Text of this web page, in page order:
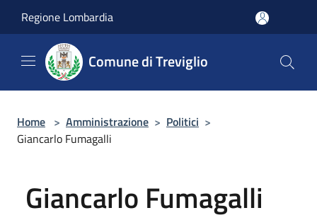
Regione Lombardia
Comune di Treviglio
Home > Amministrazione > Politici >
Giancarlo Fumagalli
Giancarlo Fumagalli